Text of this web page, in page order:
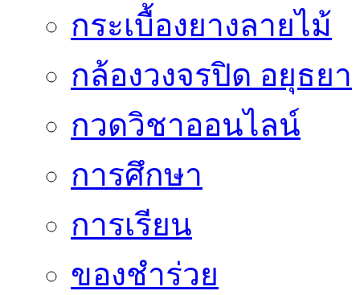
กระเบื้องยางลายไม้
กล้องวงจรปิด อยุธยา
กวดวิชาออนไลน์
การศึกษา
การเรียน
ของชำร่วย